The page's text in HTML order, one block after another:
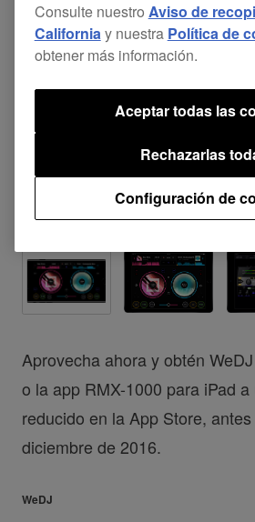
Aprovecha ahora y obtén
o la app RMX-1000 para iPad a
reducido en la App Store,
diciembre de 2016.
WeDJ
Consulte nuestro Aviso de
Californiay nuestra Política de
obtener más información.
Configuración de
Rechazarlas
Aceptar todas las